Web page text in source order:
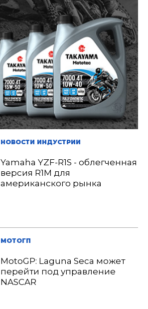
НОВОСТИ ИНДУСТРИИ
Yamaha YZF-R1S - облегченная
версия R1M для
американского рынка
МОТОГП
MotoGP: Laguna Seca может
перейти под управление
NASCAR